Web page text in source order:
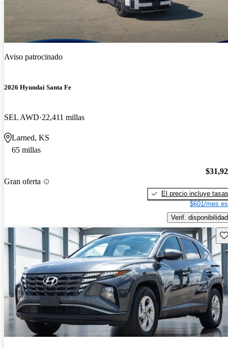
Aviso patrocinado
2026 Hyundai Santa Fe
SEL AWD 22,411 millas
Larned, KS
65 millas
Gran oferta
El precio incluye tasas
$601/mes
Verif. disponibilidad